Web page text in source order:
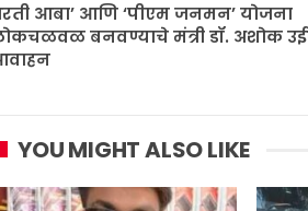
आबा’ आणि ‘पीएम जनमन’ योजना
बनवण्याचे मंत्री डॉ. अशोक
YOU MIGHT ALSO LIKE